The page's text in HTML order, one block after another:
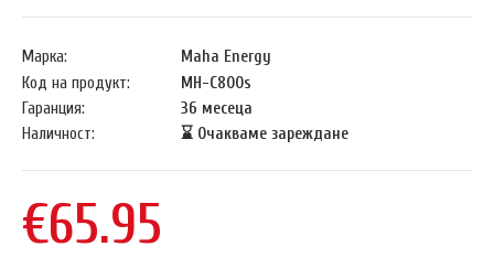
Марка:
Maha Energy
Код на продукт:
MH-C800s
Гаранция:
36 месеца
Наличност:
⌛ Очакваме зареждане
€65.95